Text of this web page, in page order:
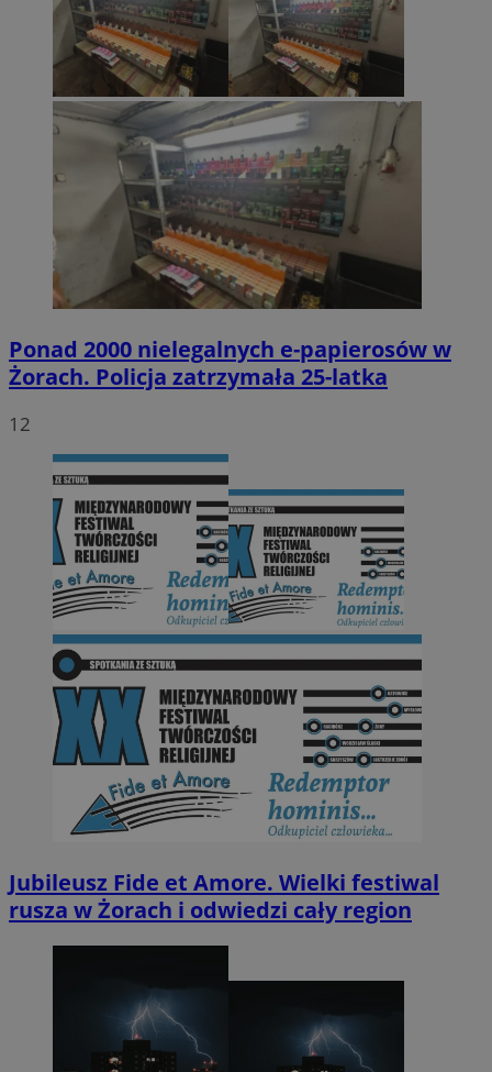
Ponad 2000 nielegalnych e-papierosów w
Żorach. Policja zatrzymała 25-latka
12
Jubileusz Fide et Amore. Wielki festiwal
rusza w Żorach i odwiedzi cały region